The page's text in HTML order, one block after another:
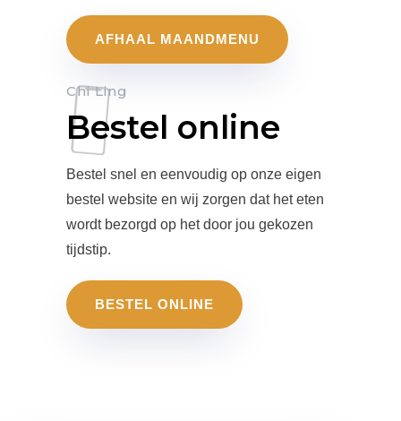
AFHAAL MAANDMENU
Chi Ling
Bestel online
Bestel snel en eenvoudig op onze eigen
bestel website en wij zorgen dat het eten
wordt bezorgd op het door jou gekozen
tijdstip.
BESTEL ONLINE